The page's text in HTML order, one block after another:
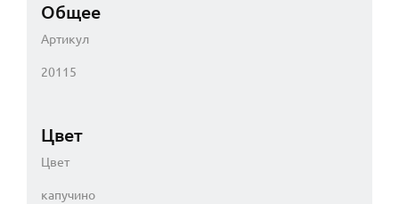
Общее
Артикул
20115
Цвет
Цвет
капучино